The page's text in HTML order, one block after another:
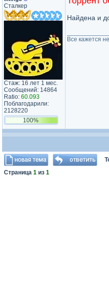
Сталкер
Стаж: 16 лет 1 мес.
Сообщений: 14864
Ratio: 60.093
Поблагодарили:
2128220
100%
Найдена и
Все кажется
Страница 1 из 1